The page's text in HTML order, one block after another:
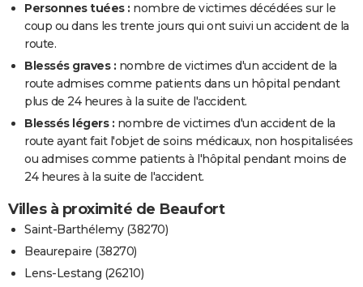
Personnes tuées : nombre de victimes décédées sur le
coup ou dans les trente jours qui ont suivi un accident de la
route.
Blessés graves : nombre de victimes d'un accident de la
route admises comme patients dans un hôpital pendant
plus de 24 heures à la suite de l'accident.
Blessés légers : nombre de victimes d'un accident de la
route ayant fait l'objet de soins médicaux, non hospitalisées
ou admises comme patients à l'hôpital pendant moins de
24 heures à la suite de l'accident.
Villes à proximité de Beaufort
Saint-Barthélemy (38270)
Beaurepaire (38270)
Lens-Lestang (26210)